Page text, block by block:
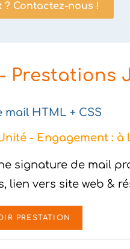
Contactez-nous !
Prestations
HTML + CSS
- Engagement : à
signature de mail
lien vers site web &
PRESTATION